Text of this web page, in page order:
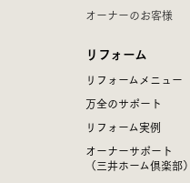
オーナーのお客様
リフォーム
リフォームメニュー
万全のサポート
リフォーム実例
オーナーサポート
（三井ホーム倶楽部）